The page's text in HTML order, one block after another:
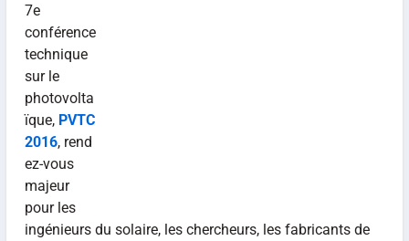
7e
conférence
technique
sur le
photovolta
ïque, PVTC
2016, rend
ez-vous
majeur
pour les
ingénieurs du solaire, les chercheurs, les fabricants de